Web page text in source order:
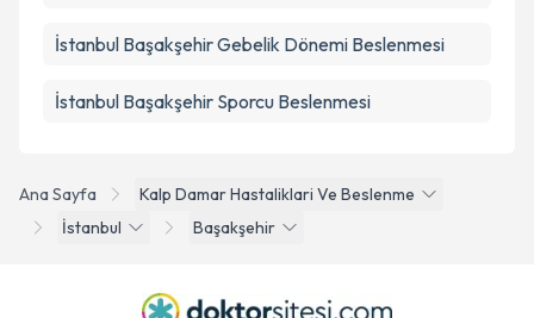
Ana Sayfa
Kalp Damar Hastaliklari Ve Beslenme
İstanbul
Başakşehir
İstanbul Başakşehir Gebelik Dönemi Beslenmesi
İstanbul Başakşehir Sporcu Beslenmesi